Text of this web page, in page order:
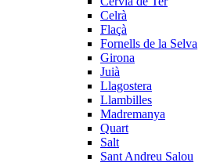
Celrà
Flaçà
Fornells de la Selva
Girona
Juià
Llagostera
Llambilles
Madremanya
Quart
Salt
Sant Andreu Salou